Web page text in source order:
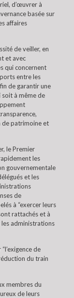
d’œuvrer à
basée sur
affaires
de veiller, en
et avec
qui concernent
entre les
de garantir une
à même de
de patrimoine et
le Premier
les
gouvernementale
et les
de
à “exercer leurs
rattachés et à
administrations
de
du train
membres du
de leurs